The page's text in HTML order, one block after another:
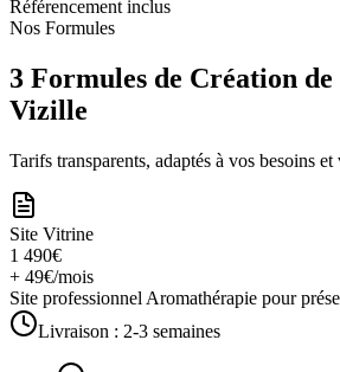
Référencement inclus
Nos Formules
3 Formules de Création
Vizille
Tarifs transparents, adaptés à vos besoins
Site Vitrine
1 490€
+ 49€/mois
Site professionnel Aromathérapie pour
Livraison : 2-3 semaines